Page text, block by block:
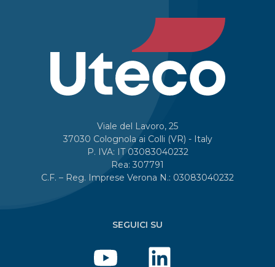
Viale del Lavoro, 25
37030 Colognola ai Colli (VR) - Italy
P. IVA: IT 03083040232
Rea: 307791
C.F. – Reg. Imprese Verona N.: 03083040232
SEGUICI SU